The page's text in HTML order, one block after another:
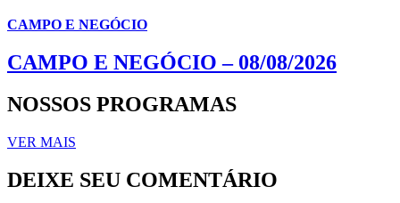
CAMPO E NEGÓCIO
CAMPO E NEGÓCIO – 08/08/2026
NOSSOS PROGRAMAS
VER MAIS
DEIXE SEU COMENTÁRIO